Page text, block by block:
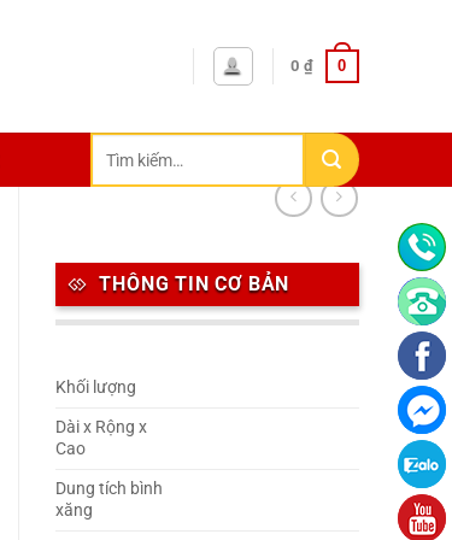
0 ₫ 0
kiếm:
THÔNG TIN CƠ BẢN
Khối lượng
Dài x Rộng x
Cao
Dung tích bình
xăng